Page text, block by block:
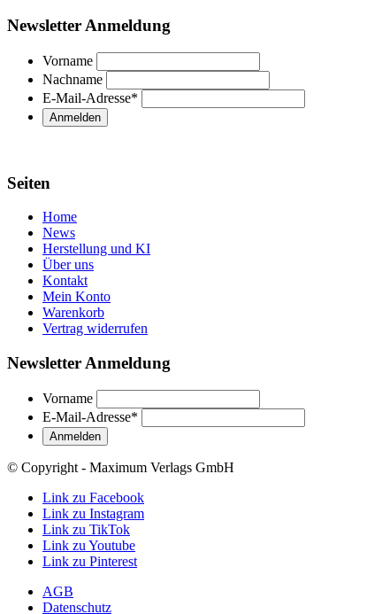
Newsletter Anmeldung
Vorname
Nachname
E-Mail-Adresse*
Seiten
Home
News
Herstellung und KI
Über uns
Kontakt
Mein Konto
Warenkorb
Vertrag widerrufen
Newsletter Anmeldung
Vorname
E-Mail-Adresse*
© Copyright - Maximum Verlags GmbH
Link zu Facebook
Link zu Instagram
Link zu TikTok
Link zu Youtube
Link zu Pinterest
AGB
Datenschutz